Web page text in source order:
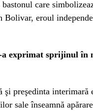
care
Bolivar, eroul
exprimat sprijinul în
şi preşedinta interimară
sale înseamnă